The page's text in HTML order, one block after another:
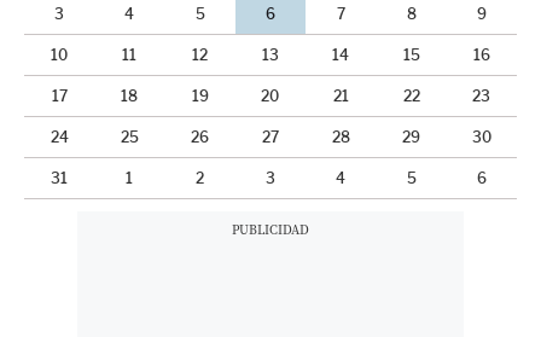
3 4 5 6 7 8 9
10 11 12 13 14 15 16
17 18 19 20 21 22 23
24 25 26 27 28 29 30
31 1 2 3 4 5 6